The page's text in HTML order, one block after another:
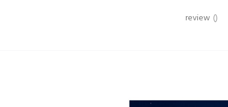
review ()